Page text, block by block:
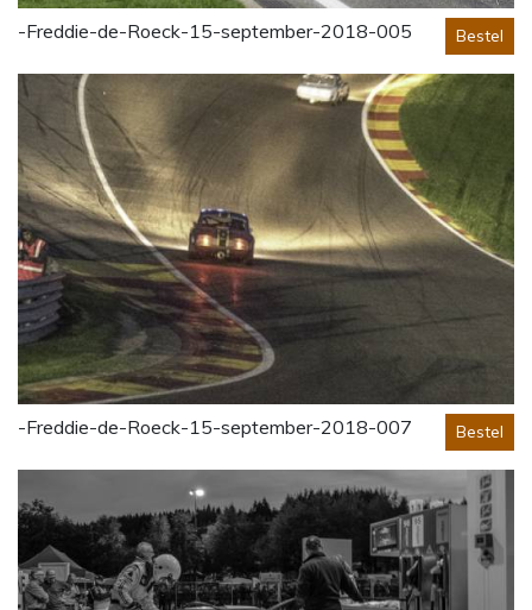
-Freddie-de-Roeck-15-september-2018-005 Bestel
-Freddie-de-Roeck-15-september-2018-007 Bestel